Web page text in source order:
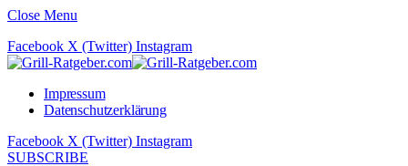
Close Menu
Facebook X (Twitter) Instagram
Impressum
Datenschutzerklärung
Facebook X (Twitter) Instagram
SUBSCRIBE